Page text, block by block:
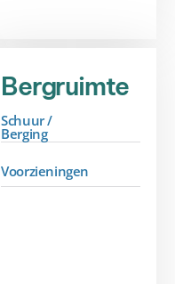
Bergruimte
Schuur /
Berging
Voorzieningen